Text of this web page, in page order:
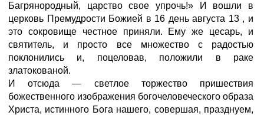
Багрянородный, царство свое упрочь!» И вошли в
церковь Премудрости Божией в 16 день августа 13 , и
это сокровище честное приняли. Ему же цесарь, и
святитель, и просто все множество с радостью
поклонились и, поцеловав, положили в раке
златокованой.
И отсюда — светлое торжество пришествия
божественного изображения богочеловеческого образа
Христа, истинного Бога нашего, совершая, празднуем,